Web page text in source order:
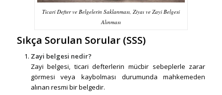
Ticari Defter ve Belgelerin Saklanması, Ziyaı ve Zayi Belgesi
Alınması
Sıkça Sorulan Sorular (SSS)
Zayi belgesi nedir?
Zayi belgesi, ticari defterlerin mücbir sebeplerle zarar
görmesi veya kaybolması durumunda mahkemeden
alınan resmi bir belgedir.